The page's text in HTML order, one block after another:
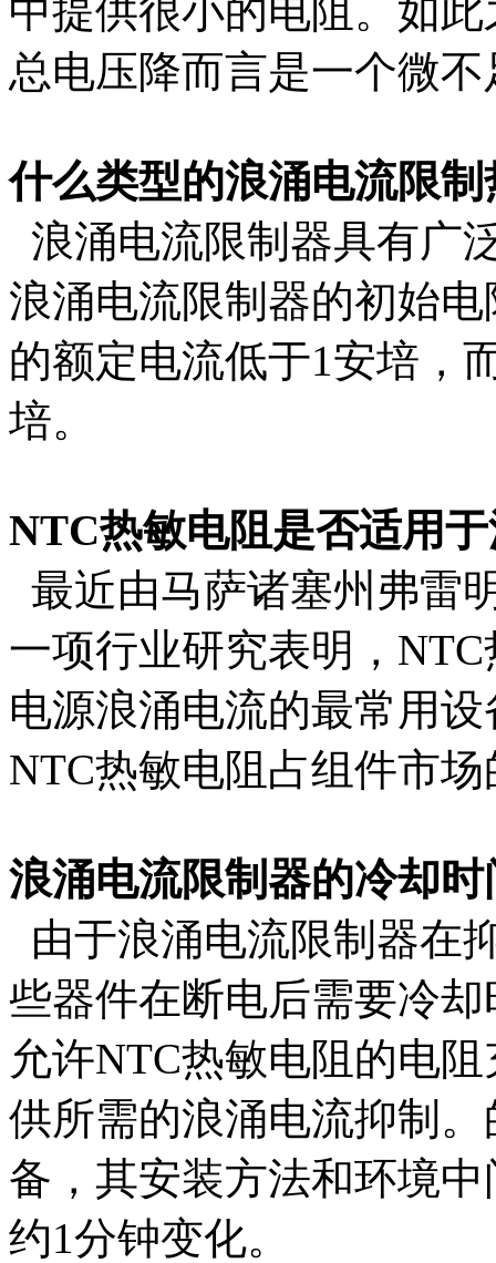
中提供很小的电阻。如
总电压降而言是一个微
什么类型的浪涌电流限
浪涌电流限制器具有广
浪涌电流限制器的初始
的额定电流低于1安培，
培。
NTC热敏电阻是否适用
最近由马萨诸塞州弗雷
一项行业研究表明，
电源浪涌电流的最常用
NTC热敏电阻占组件市
浪涌电流限制器的冷却
由于浪涌电流限制器在
些器件在断电后需要冷
允许NTC热敏电阻的电
供所需的浪涌电流抑制
备，其安装方法和环境
约1分钟变化。